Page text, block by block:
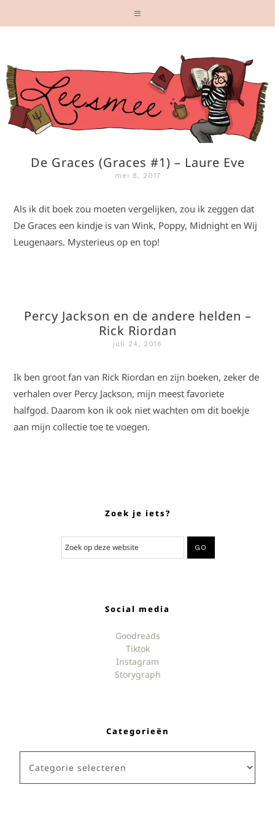
De Graces (Graces #1) – Laure Eve
mei 8, 2017
Als ik dit boek zou moeten vergelijken, zou ik zeggen dat
De Graces een kindje is van Wink, Poppy, Midnight en Wij
Leugenaars. Mysterieus op en top!
Percy Jackson en de andere helden –
Rick Riordan
juli 24, 2016
Ik ben groot fan van Rick Riordan en zijn boeken, zeker de
verhalen over Percy Jackson, mijn meest favoriete
halfgod. Daarom kon ik ook niet wachten om dit boekje
aan mijn collectie toe te voegen.
Zoek je iets?
Social media
Goodreads
Tiktok
Instagram
Storygraph
Categorieën